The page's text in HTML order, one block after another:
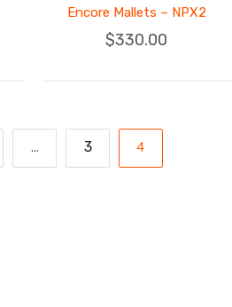
Encore Mallets – NPX2
$330.00
... 3 4